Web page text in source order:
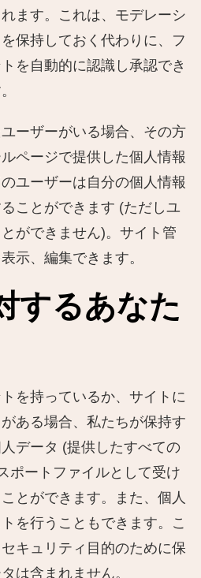
ます。これは、モデレーシ
保持しておく代わりに、フ
を自動的に認識し承認でき
ーザーがいる場合、その方
ページで提供した個人情報
ユーザーは自分の個人情報
ことができます (ただしユ
ができません)。サイト管
示、編集できます。
するあなた
を持っているか、サイトに
ある場合、私たちが保持す
データ (提供したすべての
ポートファイルとして受け
とができます。また、個人
を行うこともできます。こ
キュリティ目的のために保
は含まれません。